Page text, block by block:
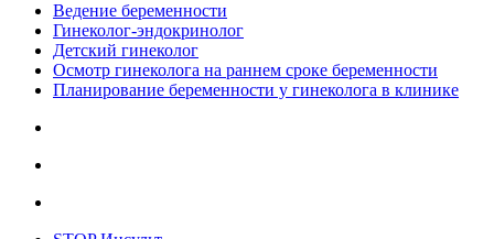
Ведение беременности
Гинеколог-эндокринолог
Детский гинеколог
Осмотр гинеколога на раннем сроке беременности
Планирование беременности у гинеколога в клинике